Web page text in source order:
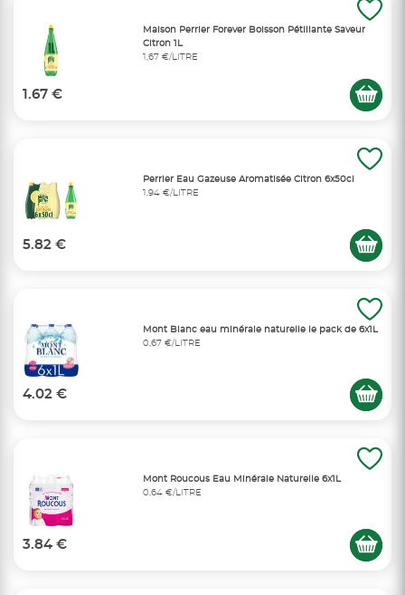
Maison Perrier Forever Boisson Pétillante Saveur
Citron 1L
1,67 €/LITRE
1.67 €
Perrier Eau Gazeuse Aromatisée Citron 6x50cl
1,94 €/LITRE
5.82 €
Mont Blanc eau minérale naturelle le pack de 6x1L
0,67 €/LITRE
4.02 €
Mont Roucous Eau Minérale Naturelle 6x1L
0,64 €/LITRE
3.84 €